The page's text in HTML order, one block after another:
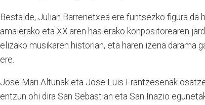
Bestalde, Julian Barrenetxea ere funtsezko figura da
amaierako eta XX.aren hasierako konpositorearen
elizako musikaren historian, eta haren izena darama
ere.
Jose Mari Altunak eta Jose Luis Frantzesenak
entzun ohi dira San Sebastian eta San Inazio